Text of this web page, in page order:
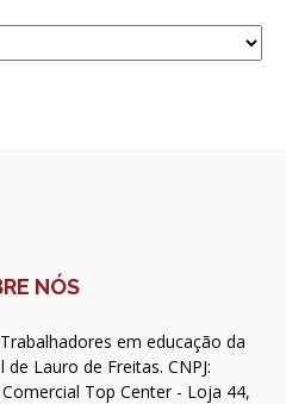
NÓS
em educação da
de Lauro de Freitas. CNPJ:
Top Center - Loja 44,